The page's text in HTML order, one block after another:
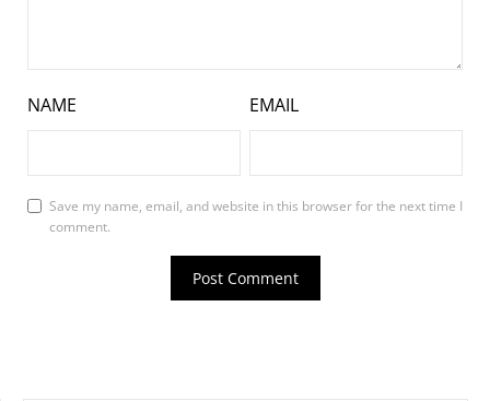
NAME EMAIL
Save my name, email, and website in this browser for the next time I
comment.